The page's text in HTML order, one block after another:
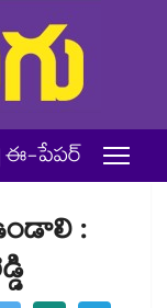
ఈ-పేపర్
: